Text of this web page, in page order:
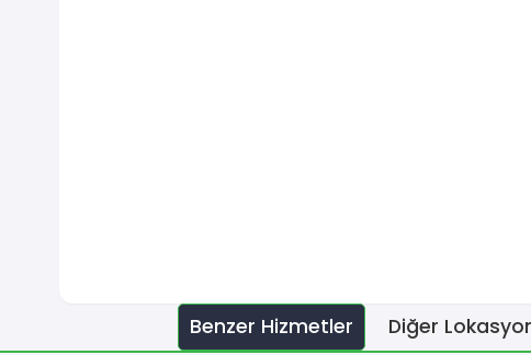
Benzer Hizmetler Diğer